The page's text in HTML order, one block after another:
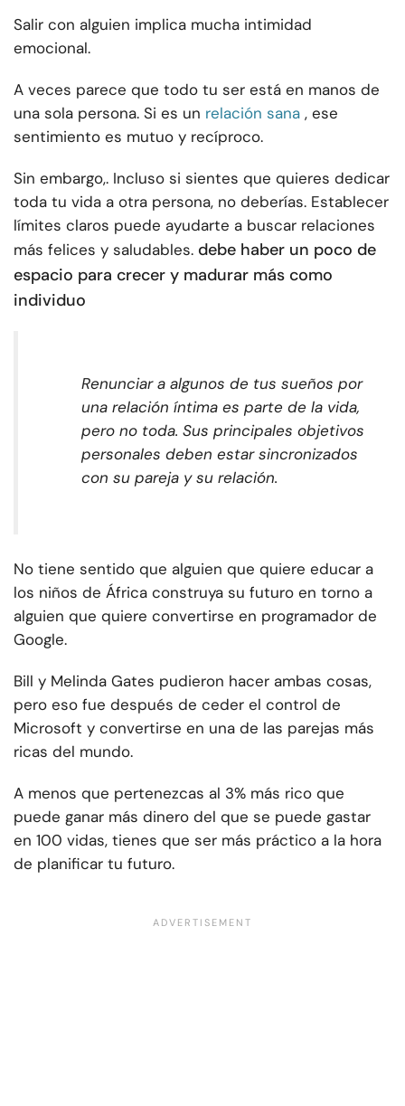
Salir con alguien implica mucha intimidad
emocional.
A veces parece que todo tu ser está en manos de
una sola persona. Si es un relación sana , ese
sentimiento es mutuo y recíproco.
Sin embargo,. Incluso si sientes que quieres dedicar
toda tu vida a otra persona, no deberías. Establecer
límites claros puede ayudarte a buscar relaciones
más felices y saludables. debe haber un poco de
espacio para crecer y madurar más como
individuo
Renunciar a algunos de tus sueños por
una relación íntima es parte de la vida,
pero no toda. Sus principales objetivos
personales deben estar sincronizados
con su pareja y su relación.
No tiene sentido que alguien que quiere educar a
los niños de África construya su futuro en torno a
alguien que quiere convertirse en programador de
Google.
Bill y Melinda Gates pudieron hacer ambas cosas,
pero eso fue después de ceder el control de
Microsoft y convertirse en una de las parejas más
ricas del mundo.
A menos que pertenezcas al 3% más rico que
puede ganar más dinero del que se puede gastar
en 100 vidas, tienes que ser más práctico a la hora
de planificar tu futuro.